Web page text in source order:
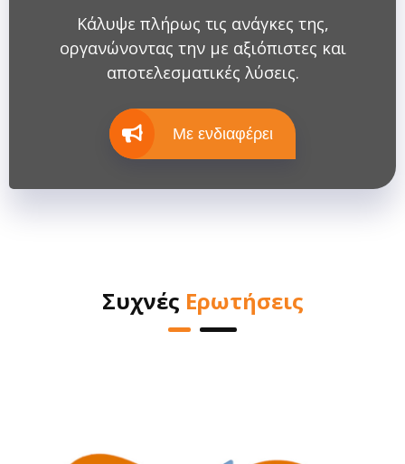
Κάλυψε πλήρως τις ανάγκες της,
οργανώνοντας την με αξιόπιστες και
αποτελεσματικές λύσεις.
Με ενδιαφέρει
Συχνές Ερωτήσεις